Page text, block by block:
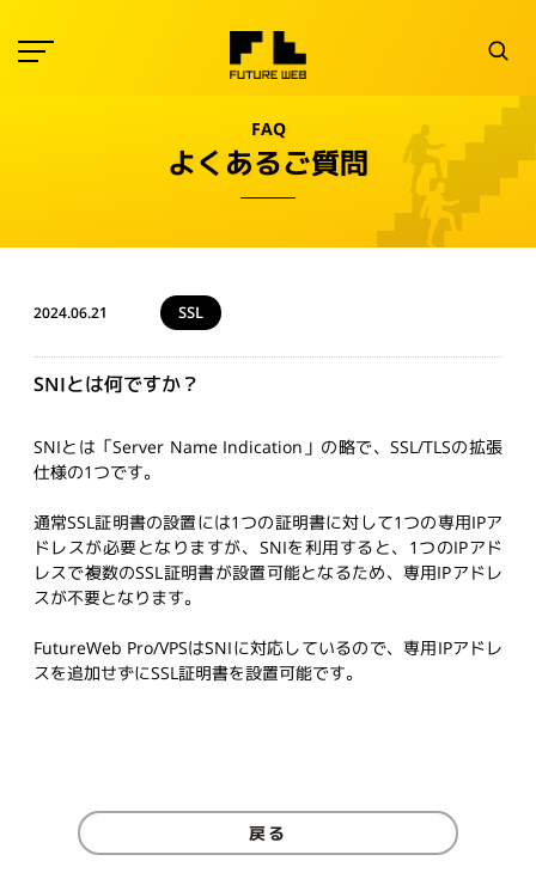
FAQ
よくあるご質問
2024.06.21 SSL
SNIとは何ですか？
SNIとは「Server Name Indication」の略で、SSL/TLSの拡張
仕様の1つです。
通常SSL証明書の設置には1つの証明書に対して1つの専用IPア
ドレスが必要となりますが、SNIを利用すると、1つのIPアド
レスで複数のSSL証明書が設置可能となるため、専用IPアドレ
スが不要となります。
FutureWeb Pro/VPSはSNIに対応しているので、専用IPアドレ
スを追加せずにSSL証明書を設置可能です。
戻る